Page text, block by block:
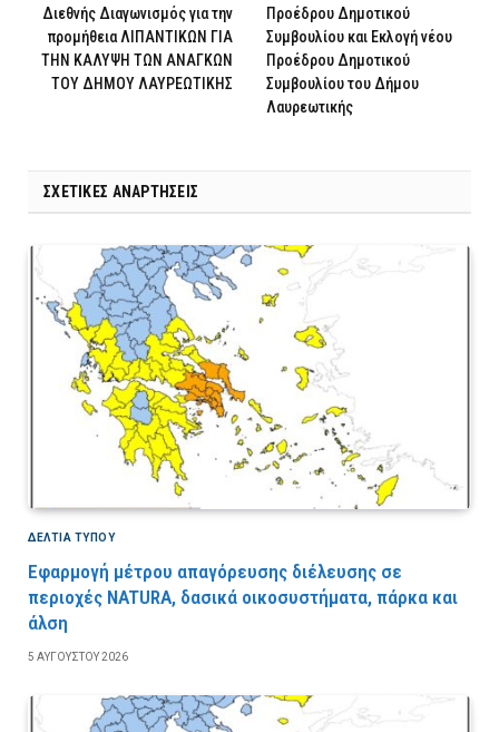
Διεθνής Διαγωνισμός για την
προμήθεια ΛΙΠΑΝΤΙΚΩΝ ΓΙΑ
ΤΗΝ ΚΑΛΥΨΗ ΤΩΝ ΑΝΑΓΚΩΝ
ΤΟΥ ΔΗΜΟΥ ΛΑΥΡΕΩΤΙΚΗΣ
Προέδρου Δημοτικού
Συμβουλίου και Εκλογή νέου
Προέδρου Δημοτικού
Συμβουλίου του Δήμου
Λαυρεωτικής
ΣΧΕΤΙΚΈΣ ΑΝΑΡΤΉΣΕΙΣ
ΔΕΛΤΙΑ ΤΥΠΟΥ
Εφαρμογή μέτρου απαγόρευσης διέλευσης σε
περιοχές NATURA, δασικά οικοσυστήματα, πάρκα και
άλση
5 ΑΥΓΟΎΣΤΟΥ 2026